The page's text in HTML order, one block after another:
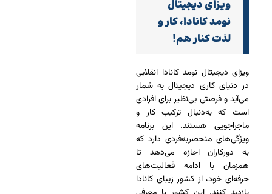
ویزای دیجیتال
نومد کانادا، کار و
لذت کنار هم!
ویزای دیجیتال نومد کانادا انقلابی
در دنیای کاری دیجیتال به شمار
می‌آید و فرصتی بی‌نظیر برای افرادی
است که به‌دنبال ترکیب کار و
ماجراجویی هستند. این برنامه
ویژگی‌های منحصربه‌فردی دارد که
به دورکاران اجازه می‌دهد تا
همزمان با ادامه فعالیت‌های
حرفه‌ای خود، از کشور زیبای کانادا